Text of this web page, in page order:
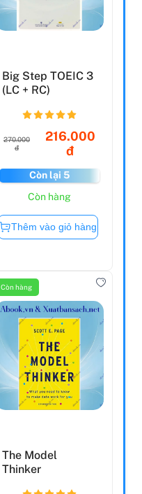
Big Step TOEIC 3
(LC + RC)
270.000
đ
216.000
đ
Còn lại 5
Còn hàng
Thêm vào giỏ hàng
Còn hàng
The Model
Thinker